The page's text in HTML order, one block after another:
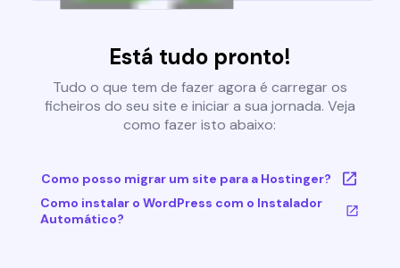
Está tudo pronto!
Tudo o que tem de fazer agora é carregar os
ficheiros do seu site e iniciar a sua jornada. Veja
como fazer isto abaixo:
Como posso migrar um site para a Hostinger?
Como instalar o WordPress com o Instalador
Automático?